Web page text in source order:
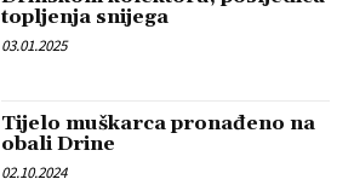
topljenja snijega
03.01.2025
Tijelo muškarca pronađeno na
obali Drine
02.10.2024